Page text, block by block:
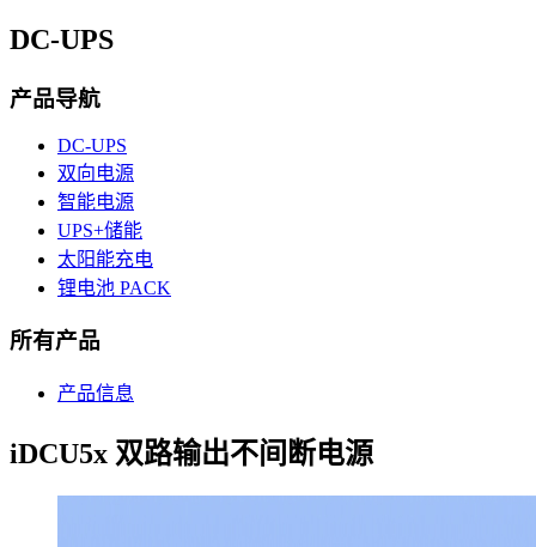
DC-UPS
产品导航
DC-UPS
双向电源
智能电源
UPS+储能
太阳能充电
锂电池 PACK
所有产品
产品信息
iDCU5x 双路输出不间断电源